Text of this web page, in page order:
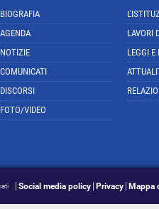
BIOGRAFIA
AGENDA
NOTIZIE
COMUNICATI
DISCORSI
FOTO/VIDEO
LAVORI
LEGGI E
Social media policy Privacy Mappa